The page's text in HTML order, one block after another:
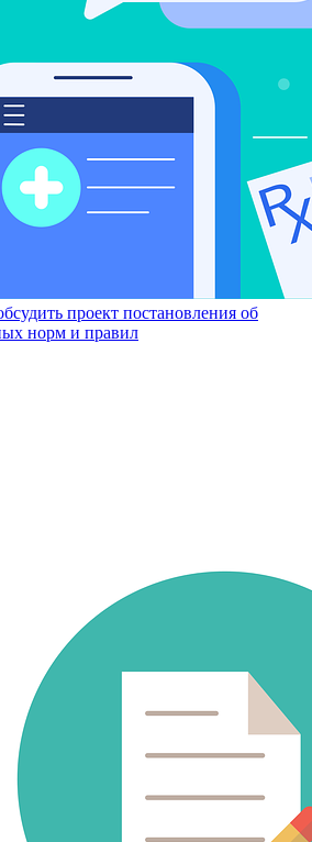
проект постановления об
норм и правил